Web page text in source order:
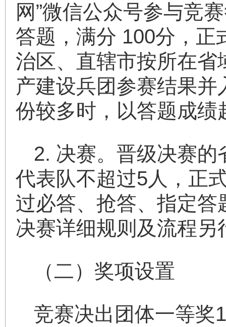
网”微信公众号参与竞
答题，满分 100分，正
治区、直辖市按所在
产建设兵团参赛结果
份较多时，以答题成
2. 决赛。晋级决赛
代表队不超过5人，正
过必答、抢答、指定
决赛详细规则及流程另
（二）奖项设置
竞赛决出团体一等奖